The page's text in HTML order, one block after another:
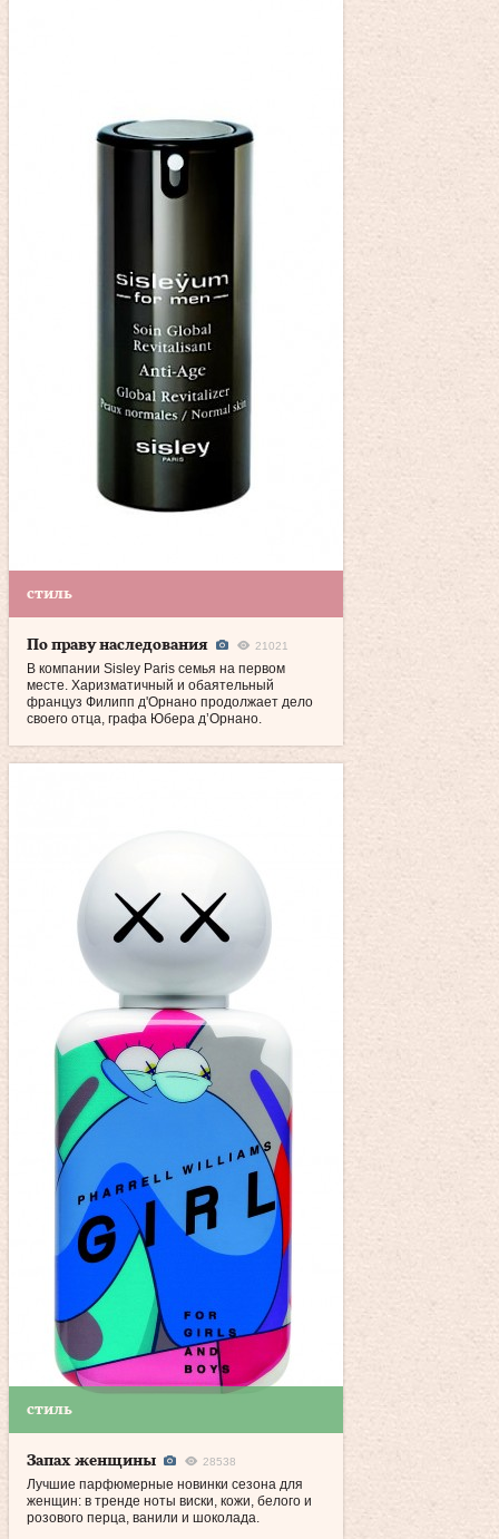
стиль
По праву наследования 21021
В компании Sisley Paris семья на первом
месте. Харизматичный и обаятельный
француз Филипп д'Орнано продолжает дело
своего отца, графа Юбера д’Орнано.
стиль
Запах женщины 28538
Лучшие парфюмерные новинки сезона для
женщин: в тренде ноты виски, кожи, белого и
розового перца, ванили и шоколада.